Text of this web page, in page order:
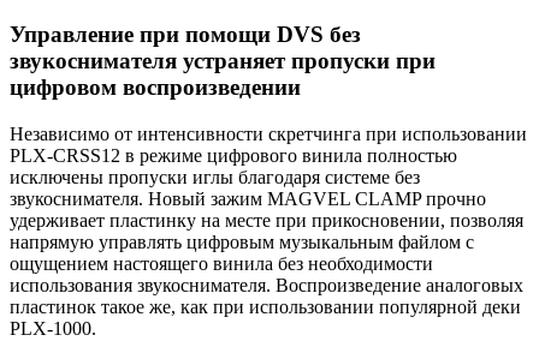
Управление при помощи DVS без
звукоснимателя устраняет пропуски при
цифровом воспроизведении
Независимо от интенсивности скретчинга при использовании
PLX-CRSS12 в режиме цифрового винила полностью
исключены пропуски иглы благодаря системе без
звукоснимателя. Новый зажим MAGVEL CLAMP прочно
удерживает пластинку на месте при прикосновении, позволяя
напрямую управлять цифровым музыкальным файлом с
ощущением настоящего винила без необходимости
использования звукоснимателя. Воспроизведение аналоговых
пластинок такое же, как при использовании популярной деки
PLX-1000.